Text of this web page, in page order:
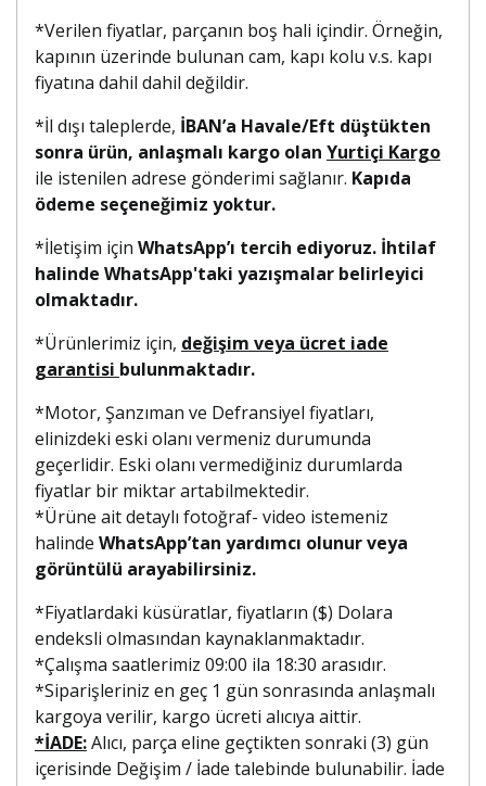
*Verilen fiyatlar, parçanın boş hali içindir. Örneğin,
kapının üzerinde bulunan cam, kapı kolu v.s. kapı
fiyatına dahil dahil değildir.
*İl dışı taleplerde, İBAN’a Havale/Eft düştükten
sonra ürün, anlaşmalı kargo olan Yurtiçi Kargo
ile istenilen adrese gönderimi sağlanır. Kapıda
ödeme seçeneğimiz yoktur.
*İletişim için WhatsApp’ı tercih ediyoruz. İhtilaf
halinde WhatsApp'taki yazışmalar belirleyici
olmaktadır.
*Ürünlerimiz için, değişim veya ücret iade
garantisi bulunmaktadır.
*Motor, Şanzıman ve Defransiyel fiyatları,
elinizdeki eski olanı vermeniz durumunda
geçerlidir. Eski olanı vermediğiniz durumlarda
fiyatlar bir miktar artabilmektedir.
*Ürüne ait detaylı fotoğraf- video istemeniz
halinde WhatsApp’tan yardımcı olunur veya
görüntülü arayabilirsiniz.
*Fiyatlardaki küsüratlar, fiyatların ($) Dolara
endeksli olmasından kaynaklanmaktadır.
*Çalışma saatlerimiz 09:00 ila 18:30 arasıdır.
*Siparişleriniz en geç 1 gün sonrasında anlaşmalı
kargoya verilir, kargo ücreti alıcıya aittir.
*İADE:Alıcı, parça eline geçtikten sonraki (3) gün
içerisinde Değişim / İade talebinde bulunabilir. İade